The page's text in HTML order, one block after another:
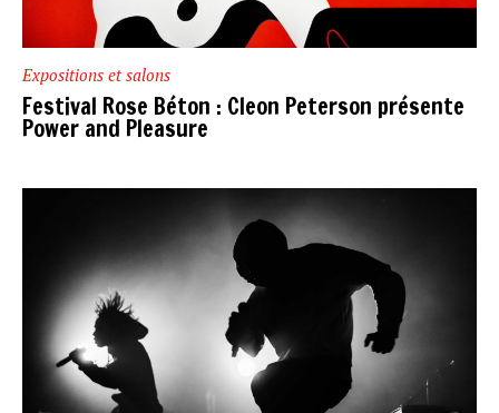
Expositions et salons
Festival Rose Béton : Cleon Peterson présente
Power and Pleasure